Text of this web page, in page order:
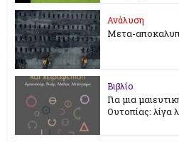
Ανάλυση
Μετα-
Βιβλίο
Για μια
Ουτοπίας: λίγα